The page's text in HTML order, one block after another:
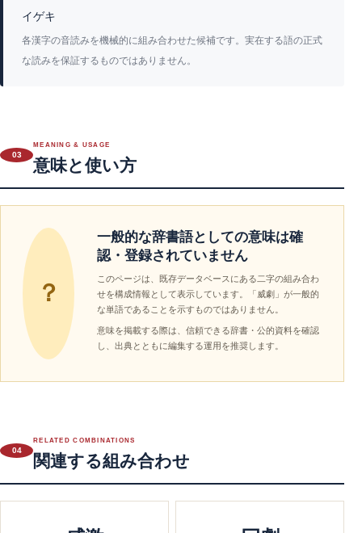
イゲキ
各漢字の音読みを機械的に組み合わせた候補です。実在する語の正式
な読みを保証するものではありません。
03
MEANING & USAGE
意味と使い方
？
一般的な辞書語としての意味は確
認・登録されていません
このページは、既存データベースにある二字の組み合わ
せを構成情報として表示しています。「威劇」が一般的
な単語であることを示すものではありません。
意味を掲載する際は、信頼できる辞書・公的資料を確認
し、出典とともに編集する運用を推奨します。
04
RELATED COMBINATIONS
関連する組み合わせ